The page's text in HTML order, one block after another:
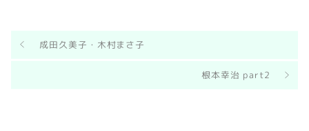
成田久美子・木村まさ子
根本幸治 part2